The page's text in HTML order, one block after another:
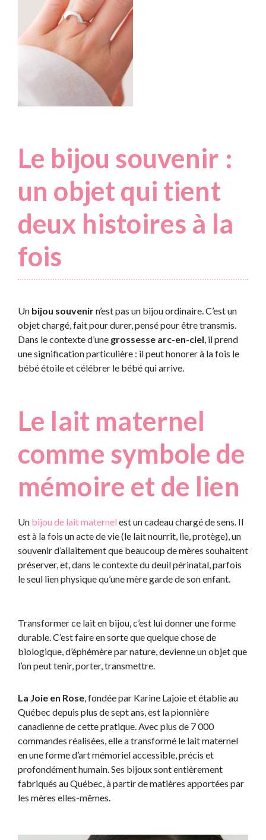
Le bijou souvenir :
un objet qui tient
deux histoires à la
fois
Un bijou souvenirn’est pas un bijou ordinaire. C’est un
objet chargé, fait pour durer, pensé pour être transmis.
Dans le contexte d’une grossesse arc-en-ciel, il prend
une signification particulière : il peut honorer à la fois le
bébé étoile et célébrer le bébé qui arrive.
Le lait maternel
comme symbole de
mémoire et de lien
Un bijou de lait maternel est un cadeau chargé de sens. Il
est à la fois un acte de vie (le lait nourrit, lie, protège), un
souvenir d’allaitement que beaucoup de mères souhaitent
préserver, et, dans le contexte du deuil périnatal, parfois
le seul lien physique qu’une mère garde de son enfant.
Transformer ce lait en bijou, c’est lui donner une forme
durable. C’est faire en sorte que quelque chose de
biologique, d’éphémère par nature, devienne un objet que
l’on peut tenir, porter, transmettre.
La Joie en Rose, fondée par Karine Lajoie et établie au
Québec depuis plus de sept ans, est la pionnière
canadienne de cette pratique. Avec plus de 7 000
commandes réalisées, elle a transformé le lait maternel
en une forme d’art mémoriel accessible, précis et
profondément humain. Ses bijoux sont entièrement
fabriqués au Québec, à partir de matières apportées par
les mères elles-mêmes.